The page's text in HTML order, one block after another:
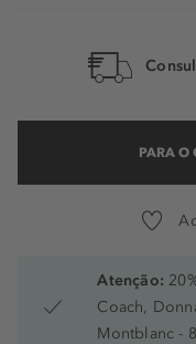
PARA O
Atenção:
Coach,
Montblanc -